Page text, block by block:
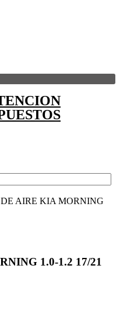
AIRE KIA MORNING
1.0-1.2 17/21